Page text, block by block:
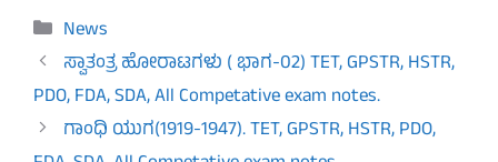
Categories
News
ಸ್ವಾತಂತ್ರ ಹೋರಾಟಗಳು ( ಭಾಗ-02) TET, GPSTR, HSTR,
PDO, FDA, SDA, All Competative exam notes.
ಗಾಂಧಿ ಯುಗ(1919-1947). TET, GPSTR, HSTR, PDO,